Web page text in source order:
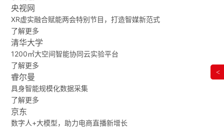
央视网
XR虚实融合赋能两会特别节目，打造智媒新范式
了解更多
清华大学
1200㎡大空间智能协同云实验平台
了解更多
睿尔曼
具身智能规模化数据采集
了解更多
京东
数字人+大模型，助力电商直播新增长
<